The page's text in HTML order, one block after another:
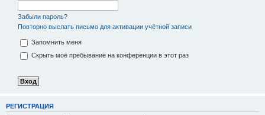
Забыли пароль?
Повторно выслать письмо для активации учётной записи
Запомнить меня
Скрыть моё пребывание на конференции в этот раз
РЕГИСТРАЦИЯ